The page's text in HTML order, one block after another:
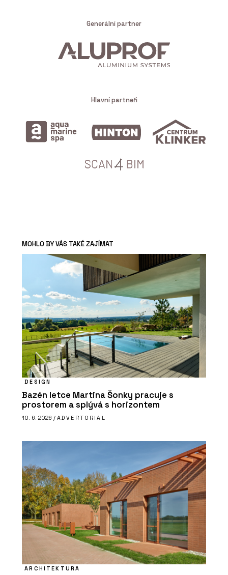
Generální partner
Hlavní partneři
MOHLO BY VÁS TAKÉ ZAJÍMAT
DESIGN
Bazén letce Martina Šonky pracuje s
prostorem a splývá s horizontem
10. 6. 2026 / ADVERTORIAL
ARCHITEKTURA